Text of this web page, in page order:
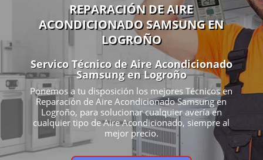
REPARACIÓN DE AIRE
ACONDICIONADO SAMSUNG EN
LOGROÑO
Servico Técnico de Aire Acondicionado
Samsung en Logroño
Ponemos a tu disposición los mejores Técnicos en
Reparación de Aire Acondicionado Samsung en
Logroño, para solucionar cualquier avería en
cualquier tipo de Aire Acondicionado, siempre al
mejor precio.